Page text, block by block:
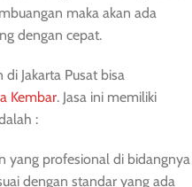
maka akan ada
dengan cepat.
Jakarta Pusat bisa
Kembar. Jasa ini memiliki
:
yang profesional di bidangnya
dengan standar yang ada